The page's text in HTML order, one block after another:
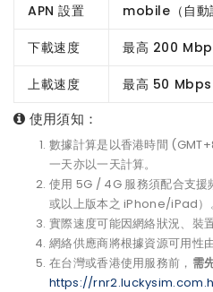
APN 設置 mobile（自動
下載速度 最高 200
上載速度 最高 50 Mbps
使用須知：
數據計算是以香港時間
一天亦以一天計算。
使用 5G / 4G 服務須配合支援
或以上版本之 iPhone/iPad）。
實際速度可能因網絡狀況、裝
網絡供應商將根據資源可用性
在台灣或香港使用服務前， 需
https://